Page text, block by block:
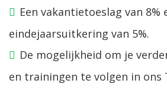
Een vakantietoeslag van 8%
eindejaarsuitkering van 5%.
De mogelijkheid om je
en trainingen te volgen in ons